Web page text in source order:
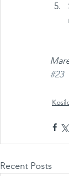
#23
Recent Posts